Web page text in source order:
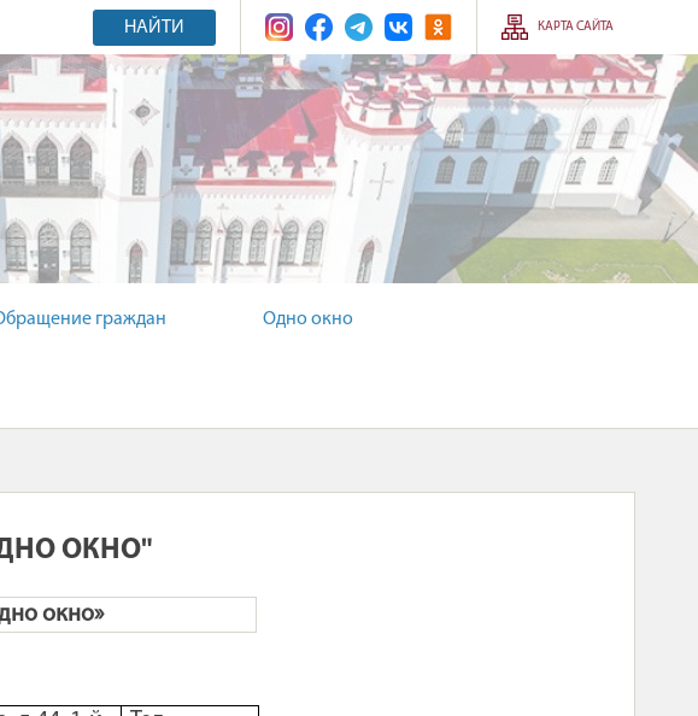
НАЙТИ КАРТА САЙТА
граждан Одно окно
ОКНО"
окно»